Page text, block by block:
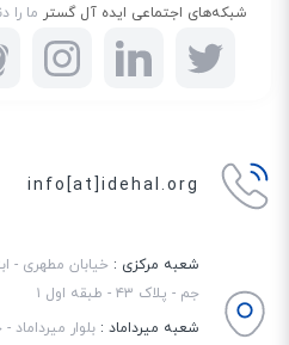
شبکه‌های اجتماعی ایده آل گسترما را
info[at]idehal.org
شعبه مرکزی : خیابان مطهری -
جم - پلاک ۴۳ - طبقه اول ۱
شعبه میرداماد : بلوار میرداماد